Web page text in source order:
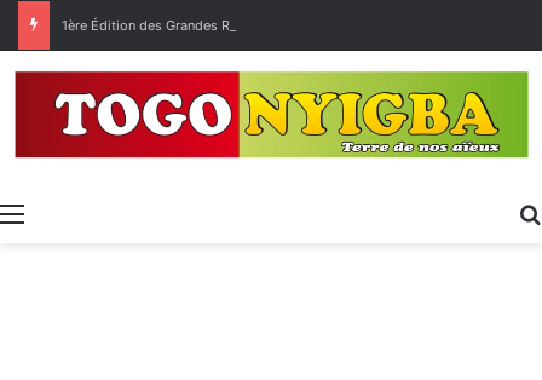
Menu